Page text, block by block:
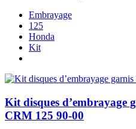
Embrayage
125
Honda
Kit
Kit disques d’embrayage
CRM 125 90-00